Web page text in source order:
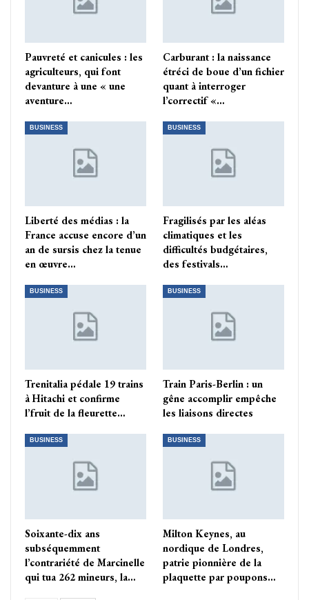
Pauvreté et canicules : les
agriculteurs, qui font
devanture à une « une
aventure…
Carburant : la naissance
étréci de boue d’un fichier
quant à interroger
l’correctif «…
BUSINESS
Liberté des médias : la
France accuse encore d’un
an de sursis chez la tenue
en œuvre…
BUSINESS
Fragilisés par les aléas
climatiques et les
difficultés budgétaires,
des festivals…
BUSINESS
Trenitalia pédale 19 trains
à Hitachi et confirme
l’fruit de la fleurette…
BUSINESS
Train Paris-Berlin : un
gêne accomplir empêche
les liaisons directes
BUSINESS
Soixante-dix ans
subséquemment
l’contrariété de Marcinelle
qui tua 262 mineurs, la…
BUSINESS
Milton Keynes, au
nordique de Londres,
patrie pionnière de la
plaquette par poupons…